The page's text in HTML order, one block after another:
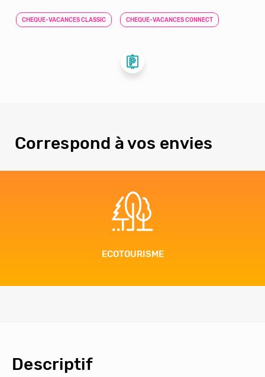
CHEQUE-VACANCES CLASSIC CHEQUE-VACANCES CONNECT
Correspond à vos envies
ECOTOURISME
Descriptif